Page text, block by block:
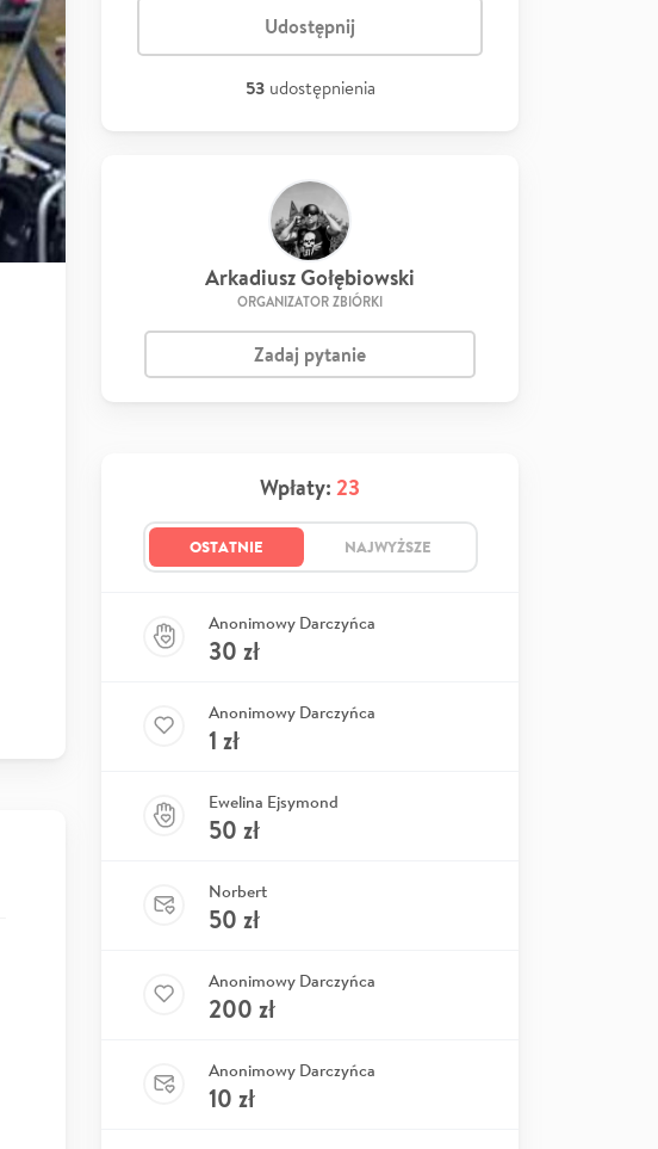
Udostępnij
53 udostępnienia
Arkadiusz Gołębiowski
ORGANIZATOR ZBIÓRKI
Zadaj pytanie
Wpłaty: 23
OSTATNIE NAJWYŻSZE
Anonimowy Darczyńca
30 zł
Anonimowy Darczyńca
1 zł
Ewelina Ejsymond
50 zł
Norbert
50 zł
Anonimowy Darczyńca
200 zł
Anonimowy Darczyńca
10 zł